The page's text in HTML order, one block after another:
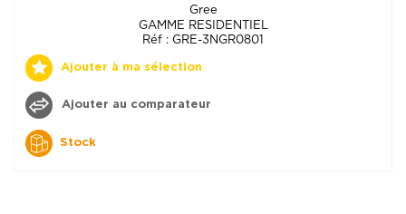
Gree
GAMME RESIDENTIEL
Réf : GRE-3NGR0801
Ajouter à ma sélection
Ajouter au comparateur
Stock